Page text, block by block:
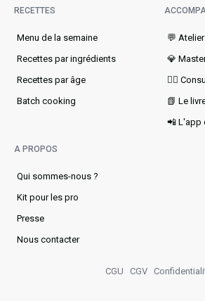
RECETTES
Menu de la semaine​
Recettes par ingrédients
Recettes par âge
Batch cooking
💬
💎
👩‍⚕️
📗 Le
📲 L'app
A PROPOS
Qui sommes-nous ?
Kit pour les pro
Presse
Nous contacter
CGU CGV